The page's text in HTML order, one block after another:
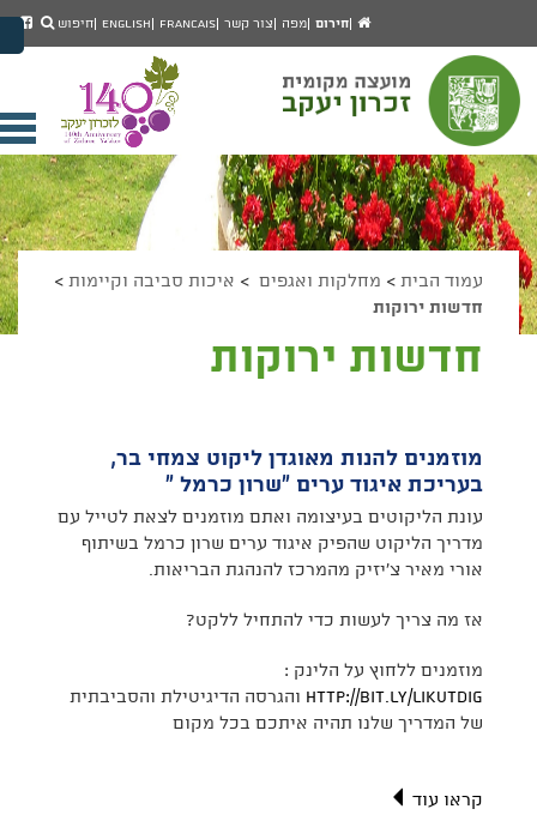
מעבר לתפריט ראשי
הגדל גודל פונט
הקטן גודל פונט
מצב ניגודיות גבוהה
מצב ניגודיות נמוכה
הצג קישורים
הצהרת נגישות
עמוד
הבית
חירום מפה צור קשר Francais
English חיפוש
עמוד הבית > מחלקות ואגפים > איכות סביבה וקיימות >
חדשות ירוקות
חדשות ירוקות
מוזמנים להנות מאוגדן ליקוט צמחי בר,
בעריכת איגוד ערים "שרון כרמל "
עונת הליקוטים בעיצומה ואתם מוזמנים לצאת לטייל עם
מדריך הליקוט שהפיק איגוד ערים שרון כרמל בשיתוף
אורי מאיר צ'יזיק מהמרכז להנהגת הבריאות.
אז מה צריך לעשות כדי להתחיל ללקט?
מוזמנים ללחוץ על הלינק :
http://bit.ly/LikutDig והגרסה הדיגיטילת והסביבתית
של המדריך שלנו תהיה איתכם בכל מקום
קראו עוד